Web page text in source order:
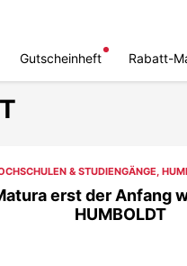
Gutscheinheft Rabatt-
& STUDIENGÄNGE,
erst der Anfang
HUMBOLDT